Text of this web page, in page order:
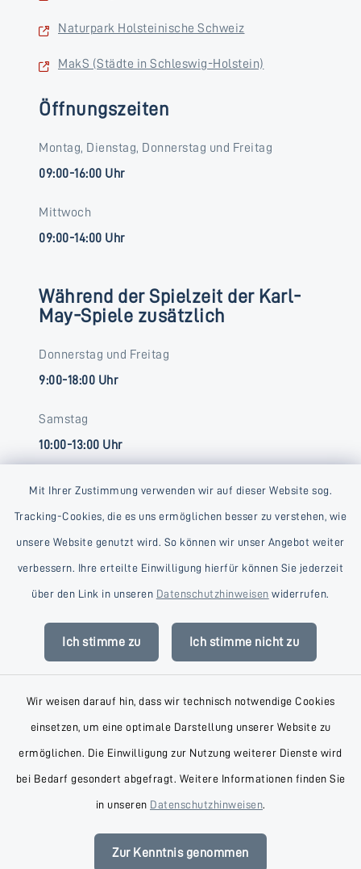
Mit Ihrer Zustimmung verwenden wir auf dieser Website sog.
Tracking-Cookies, die es uns ermöglichen besser zu verstehen, wie
unsere Website genutzt wird. So können wir unser Angebot weiter
verbessern. Ihre erteilte Einwilligung hierfür können Sie jederzeit
über den Link in unseren Datenschutzhinweisen widerrufen.
Ich stimme zu Ich stimme nicht zu
Wir weisen darauf hin, dass wir technisch notwendige Cookies
einsetzen, um eine optimale Darstellung unserer Website zu
ermöglichen. Die Einwilligung zur Nutzung weiterer Dienste wird
bei Bedarf gesondert abgefragt. Weitere Informationen finden Sie
in unseren Datenschutzhinweisen.
Zur Kenntnis genommen
Naturpark Holsteinische Schweiz
MakS (Städte in Schleswig-Holstein)
Öffnungszeiten
Montag, Dienstag, Donnerstag und Freitag
09:00-16:00 Uhr
Mittwoch
09:00-14:00 Uhr
Während der Spielzeit der Karl-
May-Spiele zusätzlich
Donnerstag und Freitag
9:00-18:00 Uhr
Samstag
10:00-13:00 Uhr
Kontakt
Datenschutz
Impressum
Sitemap